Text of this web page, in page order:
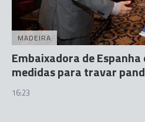
MADEIRA
Embaixadora de
medidas para travar
16:23